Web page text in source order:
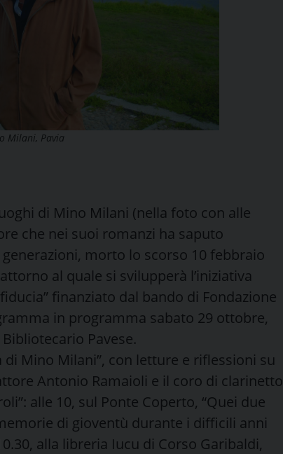
Milani, Pavia
di Mino Milani (nella foto con alle
che nei suoi romanzi ha saputo
morto lo scorso 10 febbraio
al quale si svilupperà l’iniziativa
finanziato dal bando di Fondazione
in programma sabato 29 ottobre,
Pavese.
di Mino Milani”, con letture e riflessioni su
Antonio Ramaioli e il coro di clarinetto
alle 10, sul Ponte Coperto, “Quei due
di gioventù durante i difficili anni
alla libreria Iucu di Corso Garibaldi,